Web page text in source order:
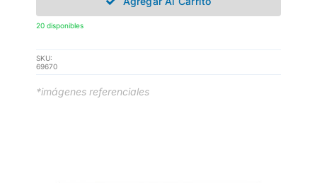
20 disponibles
SKU:
69670
*imágenes referenciales